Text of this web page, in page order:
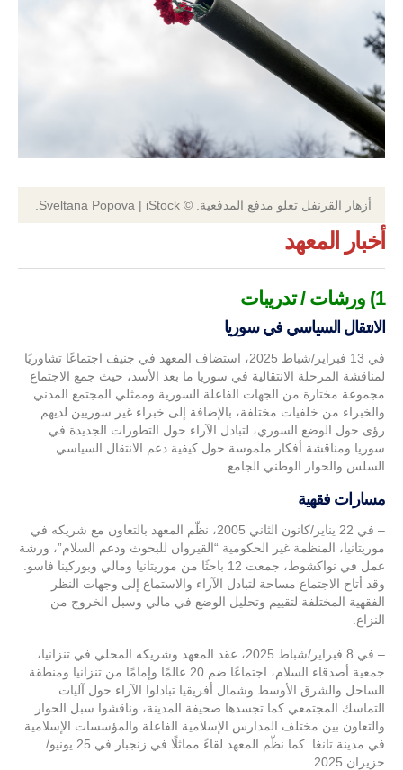
أزهار القرنفل تعلو مدفع المدفعية. © Sveltana Popova | iStock.
أخبار المعهد
1) ورشات / تدريبات
الانتقال السياسي في سوريا
في 13 فبراير/شباط 2025، استضاف المعهد في جنيف اجتماعًا تشاوريًا
لمناقشة المرحلة الانتقالية في سوريا ما بعد الأسد، حيث جمع الاجتماع
مجموعة مختارة من الجهات الفاعلة السورية وممثلي المجتمع المدني
والخبراء من خلفيات مختلفة، بالإضافة إلى خبراء غير سوريين لديهم
رؤى حول الوضع السوري، لتبادل الآراء حول التطورات الجديدة في
سوريا ومناقشة أفكار ملموسة حول كيفية دعم الانتقال السياسي
السلس والحوار الوطني الجامع.
مسارات فقهية
– في 22 يناير/كانون الثاني 2005، نظّم المعهد بالتعاون مع شريكه في
موريتانيا، المنظمة غير الحكومية “القيروان للبحوث ودعم السلام”، ورشة
عمل في نواكشوط، جمعت 12 باحثًا من موريتانيا ومالي وبوركينا فاسو.
وقد أتاح الاجتماع مساحة لتبادل الآراء والاستماع إلى وجهات النظر
الفقهية المختلفة لتقييم وتحليل الوضع في مالي وسبل الخروج من
النزاع.
– في 8 فبراير/شباط 2025، عقد المعهد وشريكه المحلي في تنزانيا،
جمعية أصدقاء السلام، اجتماعًا ضم 20 عالمًا وإمامًا من تنزانيا ومنطقة
الساحل والشرق الأوسط وشمال أفريقيا تبادلوا الآراء حول آليات
التماسك المجتمعي كما تجسدها صحيفة المدينة، وناقشوا سبل الحوار
والتعاون بين مختلف المدارس الإسلامية الفاعلة والمؤسسات الإسلامية
في مدينة تانغا. كما نظّم المعهد لقاءً مماثلًا في زنجبار في 25 يونيو/
حزيران 2025.